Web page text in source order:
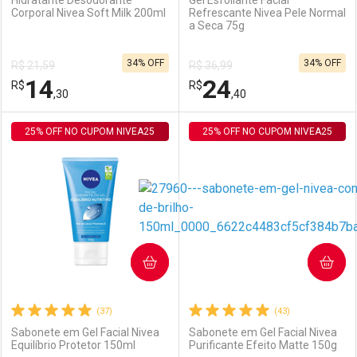
Comprar sem Desconto
Por R$ 15,63/cada
Comprar sem Desconto
Por R$ 15,63/cada
Ativar Desconto
Comprar sem Desconto
Por R$ 14,21/cada
Comprar sem Desconto
Por R$ 14,21/cada
Corporal Nivea Soft Milk 200ml
R$ 21,59
R$14,30
34% OFF
FECHAR
Laboratório
FECHAR
Por Menos
Refrescante Nivea Pele Normal
a Seca 75g
R$ 36,99
R$24,40
34% OFF
Laboratório
Por Menos
(37)
Sabonete em Gel Facial Nivea
Equilíbrio Protetor 150ml
25% OFF NO CUPOM NIVEA25
COMPRAR
(43)
Sabonete em Gel Facial Nivea
Purificante Efeito Matte 150g
25% OFF NO CUPOM NIVEA25
COMPRAR